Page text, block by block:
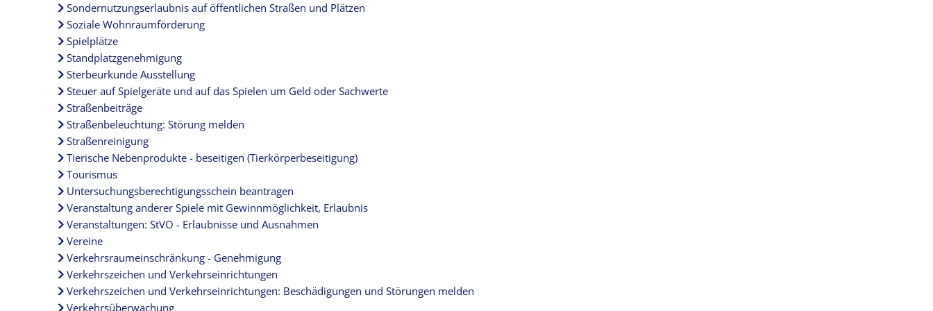
Sondernutzungserlaubnis auf öffentlichen Straßen und Plätzen
Soziale Wohnraumförderung
Spielplätze
Standplatzgenehmigung
Sterbeurkunde Ausstellung
Steuer auf Spielgeräte und auf das Spielen um Geld oder Sachwerte
Straßenbeiträge
Straßenbeleuchtung: Störung melden
Straßenreinigung
Tierische Nebenprodukte - beseitigen (Tierkörperbeseitigung)
Tourismus
Untersuchungsberechtigungsschein beantragen
Veranstaltung anderer Spiele mit Gewinnmöglichkeit, Erlaubnis
Veranstaltungen: StVO - Erlaubnisse und Ausnahmen
Vereine
Verkehrsraumeinschränkung - Genehmigung
Verkehrszeichen und Verkehrseinrichtungen
Verkehrszeichen und Verkehrseinrichtungen: Beschädigungen und Störungen melden
Verkehrsüberwachung